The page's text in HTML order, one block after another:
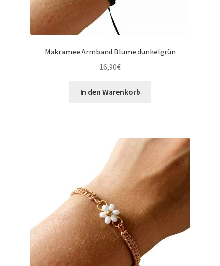
Makramee Armband Blume dunkelgrün
16,90€
In den Warenkorb